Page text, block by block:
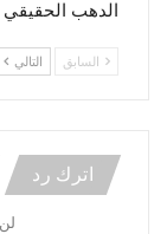
الدهب الحقيقي
السابق التالي
اترك رد